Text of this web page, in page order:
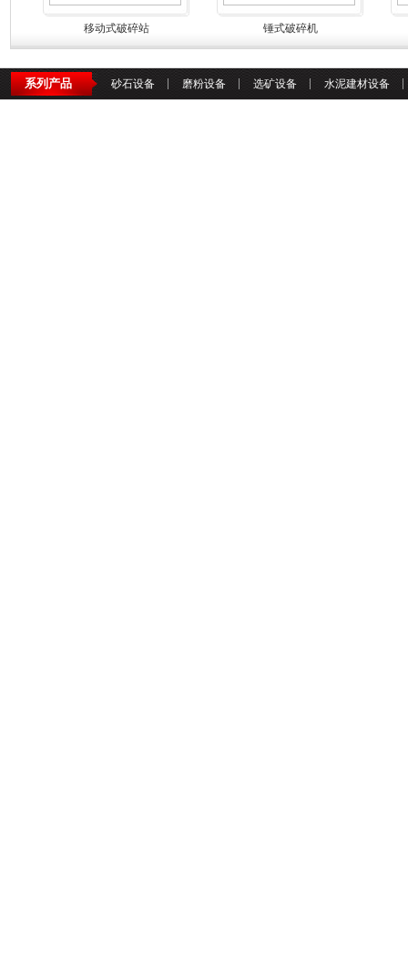
移动式破碎站 锤式破碎机
系列产品 砂石设备 磨粉设备 选矿设备 水泥建材设备